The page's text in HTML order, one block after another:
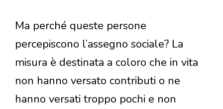
Ma perché queste persone
percepiscono l’assegno sociale? La
misura è destinata a coloro che in vita
non hanno versato contributi o ne
hanno versati troppo pochi e non